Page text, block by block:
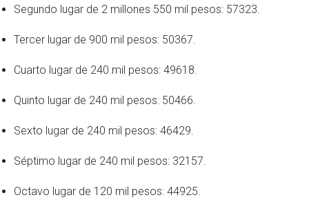
Segundo lugar de 2 millones 550 mil pesos: 57323.
Tercer lugar de 900 mil pesos: 50367.
Cuarto lugar de 240 mil pesos: 49618.
Quinto lugar de 240 mil pesos: 50466.
Sexto lugar de 240 mil pesos: 46429.
Séptimo lugar de 240 mil pesos: 32157.
Octavo lugar de 120 mil pesos: 44925.